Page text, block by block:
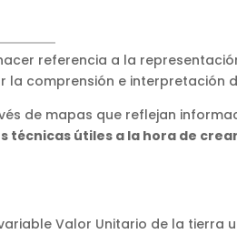
referencia a la
comprensión e interpretación
de mapas que reflejan
técnicas útiles a la hora de
Valor Unitario de la tierra